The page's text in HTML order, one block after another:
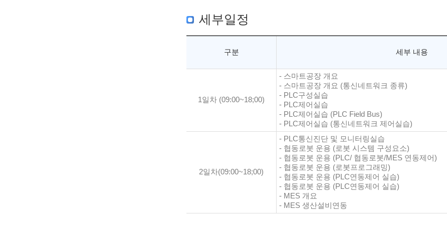
세부일정
구분 세부 내용
1일차 (09:00~18;00)
- 스마트공장 개요
- 스마트공장 개요 (통신네트워크 종류)
- PLC구성실습
- PLC제어실습
- PLC제어실습 (PLC Field Bus)
- PLC제어실습 (통신네트워크 제어실습)
2일차(09:00~18;00)
- PLC통신진단 및 모니터링실습
- 협동로봇 운용 (로봇 시스템 구성요소)
- 협동로봇 운용 (PLC/ 협동로봇/MES 연동제어)
- 협동로봇 운용 (로봇프로그래밍)
- 협동로봇 운용 (PLC연동제어 실습)
- 협동로봇 운용 (PLC연동제어 실습)
- MES 개요
- MES 생산설비연동